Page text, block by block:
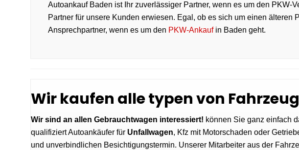
Autoankauf Baden ist Ihr zuverlässiger Partner, wenn es um den
Partner für unsere Kunden erwiesen. Egal, ob es sich um einen
Ansprechpartner, wenn es um den PKW-Ankaufin Baden geht.
Wir kaufen alle typen von
Wir sind an allen Gebrauchtwagen interessiert! können Sie ganz einfach
qualifiziert Autoankäufer für Unfallwagen, Kfz mit Motorschaden oder
und unverbindlichen Besichtigungstermin. Unserer Mitarbeiter aus der